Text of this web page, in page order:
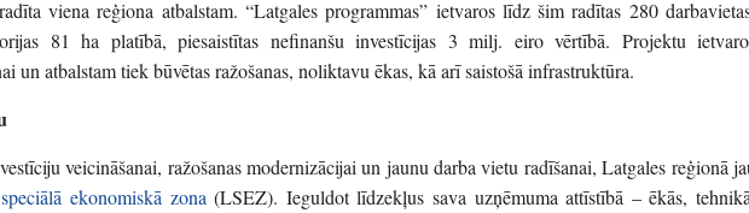
radīta viena reģiona atbalstam. “Latgales programmas” ietvaros līdz šim radītas 280
81 ha platībā, piesaistītas nefinanšu investīcijas 3 milj. eiro vērtībā. Projektu
un atbalstam tiek būvētas ražošanas, noliktavu ēkas, kā arīsaistošā infrastruktūra.
veicināšanai, ražošanas modernizācijai un jaunu darba vietu radīšanai, Latgales reģionā
ekonomiskā zona (LSEZ). Ieguldot līdzekļus sava uzņēmuma attīstībā – ēkās,